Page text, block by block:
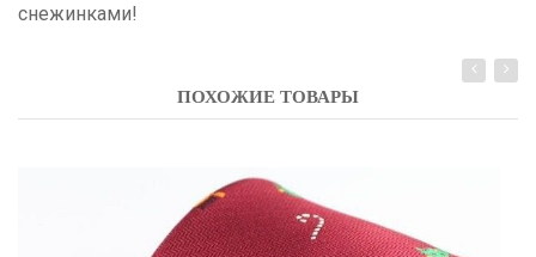
снежинками!
ПОХОЖИЕ ТОВАРЫ